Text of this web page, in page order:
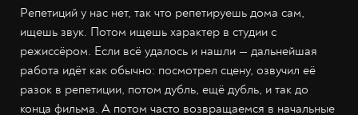
Репетиций у нас нет, так что репетируешь дома сам,
ищешь звук. Потом ищешь характер в студии с
режиссёром. Если всё удалось и нашли — дальнейшая
работа идёт как обычно: посмотрел сцену, озвучил её
разок в репетиции, потом дубль, ещё дубль, и так до
конца фильма. А потом часто возвращаемся в начальные